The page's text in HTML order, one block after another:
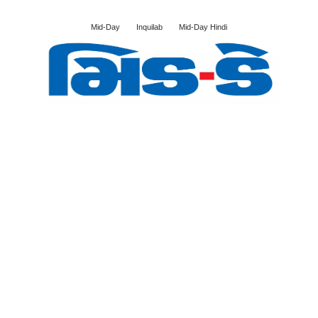
Mid-Day Inquilab Mid-Day Hindi